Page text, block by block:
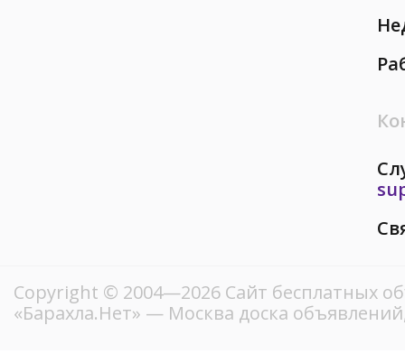
Copyright © 2004—2026 Сайт бесплатных
«Барахла.Нет» — Москва доска